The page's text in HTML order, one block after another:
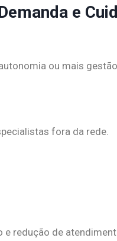
e
ou mais gestão
fora da rede.
e redução de